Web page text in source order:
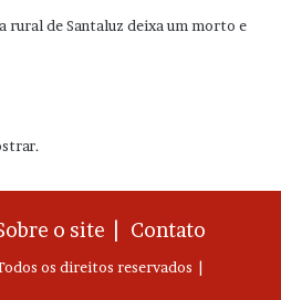
rural de Santaluz deixa um morto e
o site | Contato
os direitos reservados |